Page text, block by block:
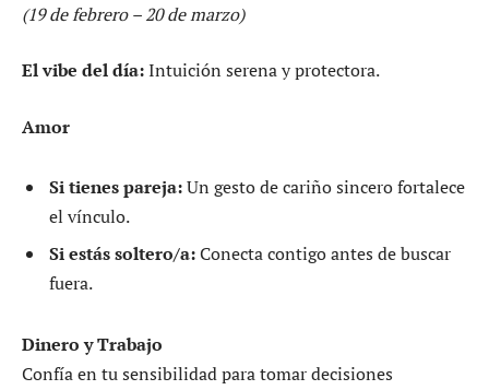
(19 de febrero – 20 de marzo)
El vibe del día:Intuición serena y protectora.
Amor
Si tienes pareja:Un gesto de cariño sincero fortalece
el vínculo.
Si estás soltero/a:Conecta contigo antes de buscar
fuera.
Dinero y Trabajo
Confía en tu sensibilidad para tomar decisiones